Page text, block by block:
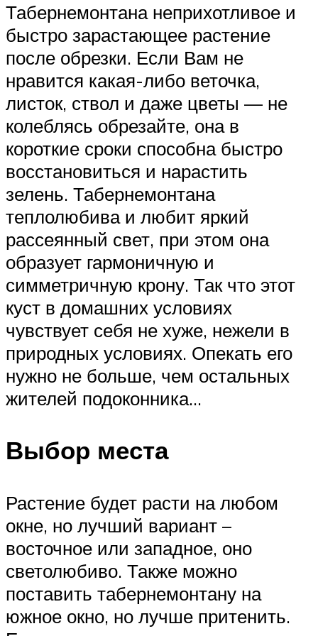
Табернемонтана неприхотливое и
быстро зарастающее растение
после обрезки. Если Вам не
нравится какая-либо веточка,
листок, ствол и даже цветы — не
колеблясь обрезайте, она в
короткие сроки способна быстро
восстановиться и нарастить
зелень. Табернемонтана
теплолюбива и любит яркий
рассеянный свет, при этом она
образует гармоничную и
симметричную крону. Так что этот
куст в домашних условиях
чувствует себя не хуже, нежели в
природных условиях. Опекать его
нужно не больше, чем остальных
жителей подоконника…
Выбор места
Растение будет расти на любом
окне, но лучший вариант –
восточное или западное, оно
светолюбиво. Также можно
поставить табернемонтану на
южное окно, но лучше притенить.